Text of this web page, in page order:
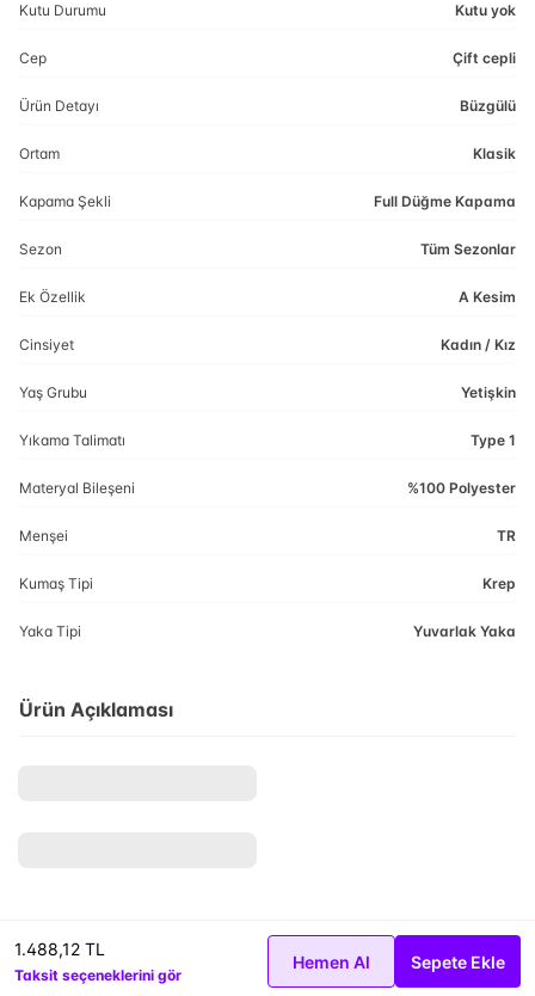
1.488,12 TL
Taksit seçeneklerini gör
Hemen Al Sepete Ekle
Kutu Durumu Kutu yok
Cep Çift cepli
Ürün Detayı Büzgülü
Ortam Klasik
Kapama Şekli Full Düğme Kapama
Sezon Tüm Sezonlar
Ek Özellik A Kesim
Cinsiyet Kadın / Kız
Yaş Grubu Yetişkin
Yıkama Talimatı Type 1
Materyal Bileşeni %100 Polyester
Menşei TR
Kumaş Tipi Krep
Yaka Tipi Yuvarlak Yaka
Ürün Açıklaması